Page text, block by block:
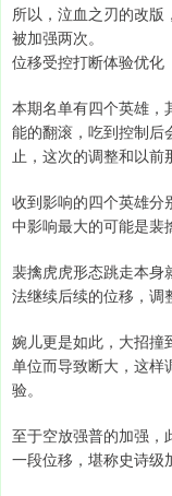
所以，泣血之刃的改
被加强两次。
位移受控打断体验优化
本期名单有四个英雄，
能的翻滚，吃到控制后
止，这次的调整和以前
收到影响的四个英雄分
中影响最大的可能是裴
裴擒虎虎形态跳走本
法继续后续的位移，调
婉儿更是如此，大招撞
单位而导致断大，这样
验。
至于空放强普的加强，
一段位移，堪称史诗级